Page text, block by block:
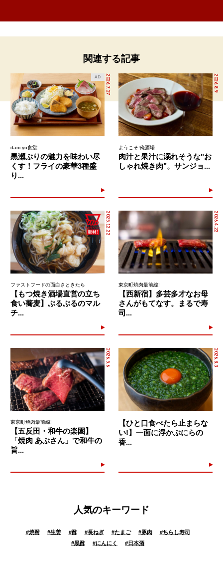
関連する記事
2026.7.27
AD
dancyu食堂
黒瀬ぶりの魅力を味わい尽
くす！フライの豪華3種盛
り...
2026.8.9
ようこそ!俺酒場
肉汁と果汁に溺れそうな"お
しゃれ焼き肉"。サンジョ...
2025.12.22
ファストフードの面白さときたら
【もつ焼き酒場直営の立ち
食い蕎麦】ぷるぷるのマル
チ...
2026.4.22
東京町焼肉最前線!
【西新宿】多芸多才なお母
さんがもてなす。まるで寿
司...
2026.5.6
東京町焼肉最前線!
【五反田・和牛の楽園】
「焼肉 あぶさん」で和牛の
旨...
2026.8.3
【ひと口食べたら止まらな
い!】一面に浮かぶにらの
香...
人気のキーワード
#焼酎 #生姜 #酢 #長ねぎ #たまご #豚肉 #ちらし寿司
#黒酢 #にんにく # 日本酒